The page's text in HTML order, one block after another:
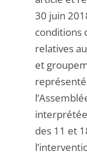
30 juin
conditions
relatives
et
des 11 et